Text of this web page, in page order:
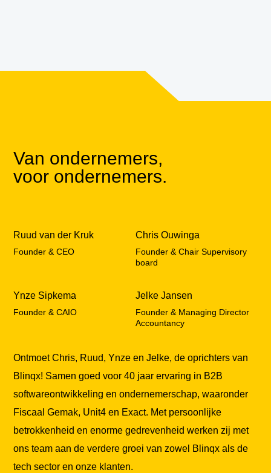
Van ondernemers,
voor ondernemers.
Ontmoet Chris, Ruud, Ynze en Jelke, de oprichters van
Blinqx! Samen goed voor 40 jaar ervaring in B2B
softwareontwikkeling en ondernemerschap, waaronder
Fiscaal Gemak, Unit4 en Exact. Met persoonlijke
betrokkenheid en enorme gedrevenheid werken zij met
ons team aan de verdere groei van zowel Blinqx als de
tech sector en onze klanten.
Ruud van der Kruk
Founder & CEO
Ynze Sipkema
Founder & CAIO
Chris Ouwinga
Founder & Chair Supervisory
board
Jelke Jansen
Founder & Managing Director
Accountancy